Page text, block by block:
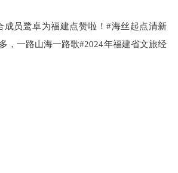
员鹭卓为福建点赞啦！#海丝起点清新
，一路山海一路歌#2024年福建省文旅经